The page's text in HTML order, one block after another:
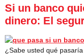
Si un banco
dinero: El
¿Sabe usted qué